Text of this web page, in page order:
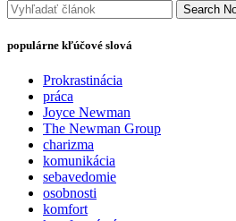
Search
populárne kľúčové slová
Prokrastinácia
práca
Joyce Newman
The Newman Group
charizma
komunikácia
sebavedomie
osobnosti
komfort